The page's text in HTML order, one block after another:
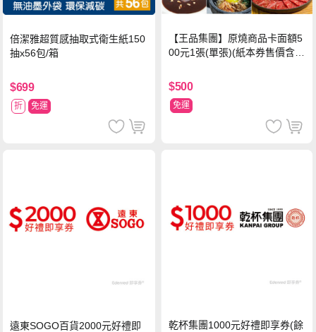
倍潔雅超質感抽取式衛生紙150
抽x56包/箱
$699
折 免運
【王品集團】原燒商品卡面額5
00元1張(單張)(紙本券售價含平
$500
免運
遠東SOGO百貨2000元好禮即
乾杯集團1000元好禮即享券(餘